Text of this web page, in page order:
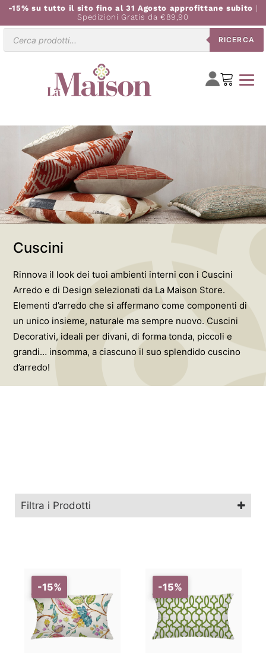
-15% su tutto il sito fino al 31 Agosto approfittane subito |
Spedizioni Gratis da €89,90
RICERCA
Cuscini
Rinnova il look dei tuoi ambienti interni con i Cuscini
Arredo e di Design selezionati da La Maison Store.
Elementi d’arredo che si affermano come componenti di
un unico insieme, naturale ma sempre nuovo. Cuscini
Decorativi, ideali per divani, di forma tonda, piccoli e
grandi… insomma, a ciascuno il suo splendido cuscino
d’arredo!
Filtra i Prodotti
-15% -15%